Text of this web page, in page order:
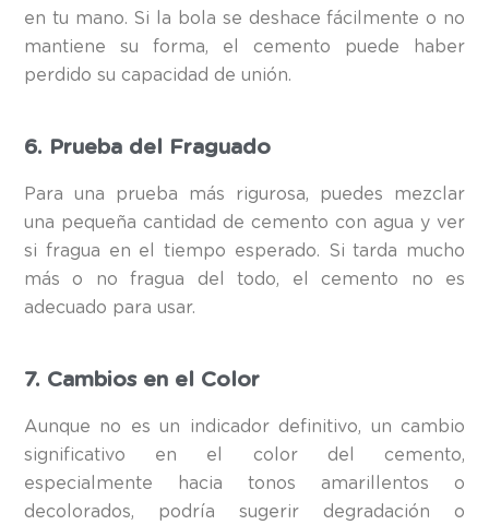
en tu mano. Si la bola se deshace fácilmente o no
mantiene su forma, el cemento puede haber
perdido su capacidad de unión.
6. Prueba del Fraguado
Para una prueba más rigurosa, puedes mezclar
una pequeña cantidad de cemento con agua y ver
si fragua en el tiempo esperado. Si tarda mucho
más o no fragua del todo, el cemento no es
adecuado para usar.
7. Cambios en el Color
Aunque no es un indicador definitivo, un cambio
significativo en el color del cemento,
especialmente hacia tonos amarillentos o
decolorados, podría sugerir degradación o